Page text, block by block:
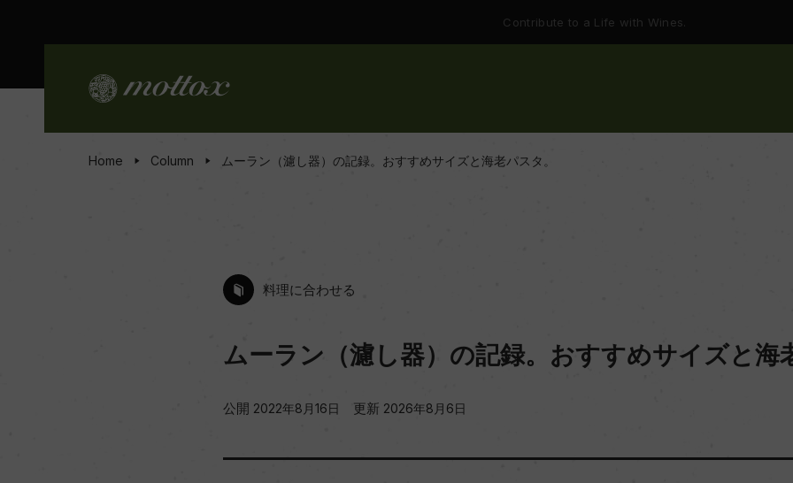
Contribute to a Life with Wines.
Home Column ムーラン（濾し器）の記録。おすすめサイズと海老パスタ。
料理に合わせる
ムーラン（濾し器）の記録。おすすめサイズと海
公開 2022年8月16日 更新 2026年8月6日